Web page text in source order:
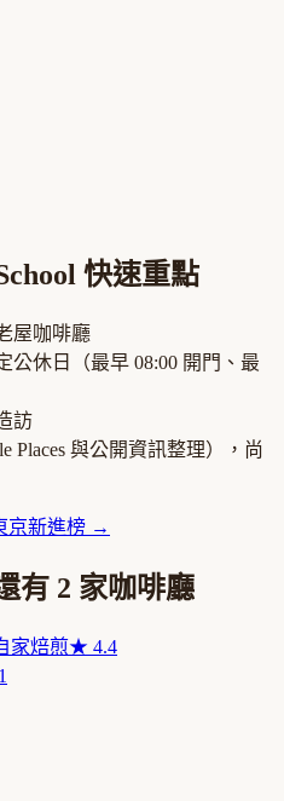
快速重點
屋咖啡廳
公休日 （最早 08:00 開門、最
訪
Places 與公開資訊整理），尚
京新進榜 →
有 2 家咖啡廳
家焙煎★ 4.4